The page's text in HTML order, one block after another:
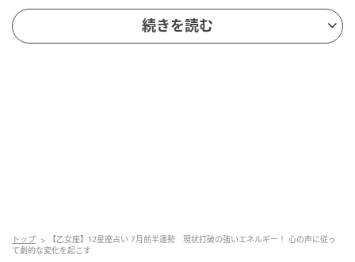
ても、いろいろな側面から物事を考えるため「現状維
持が一番」という結論になることが少なくありませ
7月前半の恋愛運 ラッキーデー＆アクション
続きを読む
トップ
【乙女座】12星座占い 7月前半運勢 現状打破の強いエネルギー！ 心の声に従っ
て劇的な変化を起こす